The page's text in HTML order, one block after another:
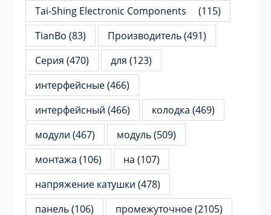
Tai-Shing Electronic Components
(115)
TianBo (83) Производитель(491)
Серия (470) для (123)
интерфейсные(466)
интерфейсный (466) колодка (469)
модули (467) модуль(509)
монтажа (106) на (107)
напряжение катушки (478)
панель(106) промежуточное(2105)